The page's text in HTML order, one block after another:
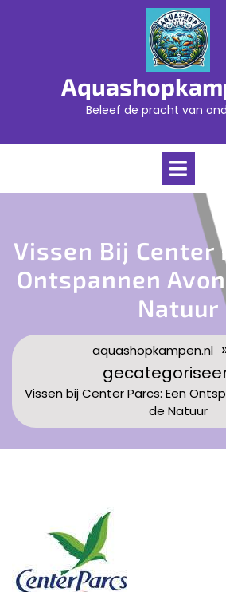
Beleef de pracht van
Open
Vissen Bij Center
Ontspannen
Natuur
aquashopkampen.nl
Vissen bij Center Parcs: Een
de Natuur